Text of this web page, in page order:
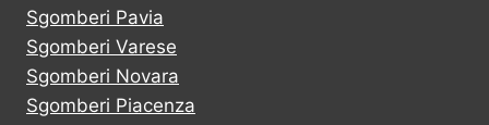
Sgomberi Pavia
Sgomberi Varese
Sgomberi Novara
Sgomberi Piacenza